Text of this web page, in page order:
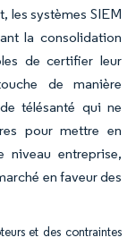
les systèmes SIEM
la consolidation
de certifier leur
de manière
télésanté qui ne
pour mettre en
entreprise,
en faveur des
et des contraintes